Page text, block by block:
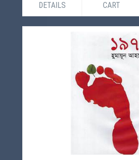
DETAILS CART